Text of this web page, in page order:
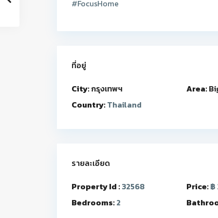
#FocusHome
ที่อยู่
City:กรุงเทพฯ Area:
Country:Thailand
รายละเอียด
Property Id :32568 Price:฿
Bedrooms:2